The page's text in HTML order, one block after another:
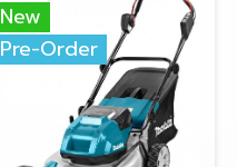
New
Pre-Order